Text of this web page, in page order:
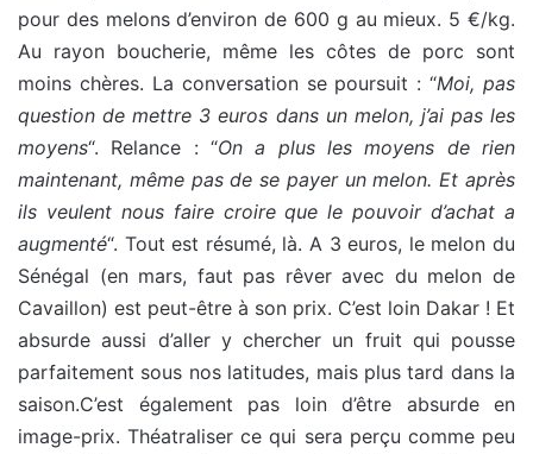
pour des melons d’environ de 600 g au mieux. 5 €/kg.
Au rayon boucherie, même les côtes de porc sont
moins chères. La conversation se poursuit : “Moi, pas
question de mettre 3 euros dans un melon, j’ai pas les
moyens“. Relance : “On a plus les moyens de rien
maintenant, même pas de se payer un melon. Et après
ils veulent nous faire croire que le pouvoir d’achat a
augmenté“. Tout est résumé, là. A 3 euros, le melon du
Sénégal (en mars, faut pas rêver avec du melon de
Cavaillon) est peut-être à son prix. C’est loin Dakar ! Et
absurde aussi d’aller y chercher un fruit qui pousse
parfaitement sous nos latitudes, mais plus tard dans la
saison.C’est également pas loin d’être absurde en
image-prix. Théatraliser ce qui sera perçu comme peu